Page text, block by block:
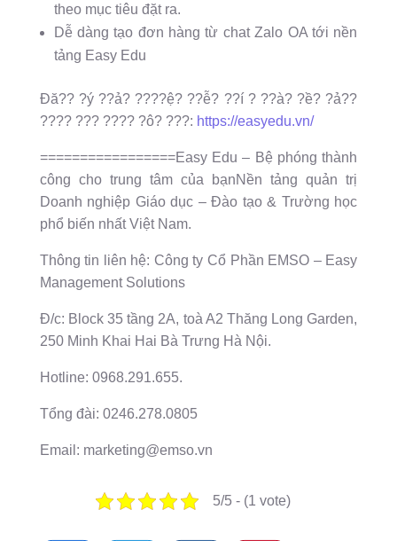
theo mục tiêu đặt ra.
Dễ dàng tạo đơn hàng từ chat Zalo OA tới nền
tảng Easy Edu
Đă?? ?ý ??ả? ????ệ? ??ễ? ??í ? ??à? ?ề? ?ả??
???? ??? ???? ?ô? ???: https://easyedu.vn/
=================Easy Edu – Bệ phóng thành
công cho trung tâm của bạnNền tảng quản trị
Doanh nghiệp Giáo dục – Đào tạo & Trường học
phổ biến nhất Việt Nam.
Thông tin liên hệ: Công ty Cổ Phần EMSO – Easy
Management Solutions
Đ/c: Block 35 tầng 2A, toà A2 Thăng Long Garden,
250 Minh Khai Hai Bà Trưng Hà Nội.
Hotline: 0968.291.655.
Tổng đài: 0246.278.0805
Email: marketing@emso.vn
5/5 - (1 vote)